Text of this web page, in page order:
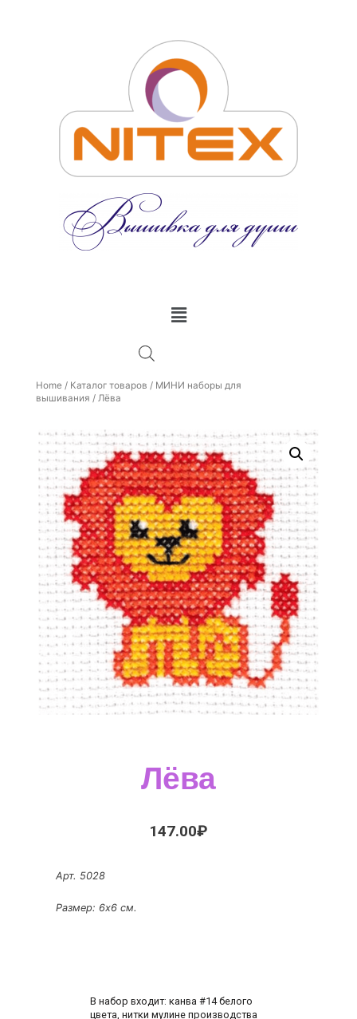
Home / Каталог товаров / МИНИ наборы для
вышивания / Лёва
Лёва
147.00₽
Арт. 5028
Размер: 6х6 см.
В набор входит: канва #14 белого
цвета, нитки мулине производства